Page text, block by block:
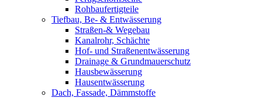
Rohbaufertigteile
Tiefbau, Be- & Entwässerung
Straßen-& Wegebau
Kanalrohr, Schächte
Hof- und Straßenentwässerung
Drainage & Grundmauerschutz
Hausbewässerung
Hausentwässerung
Dach, Fassade, Dämmstoffe